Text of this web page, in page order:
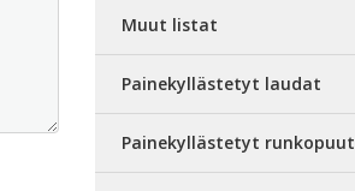
Muut listat
Painekyllästetyt laudat
Painekyllästetyt runkopuut